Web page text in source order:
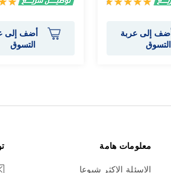
أضف إلى عربة
التسوق
أضف إلى
التسوق
معلومات هامة
الاسئلة الاكثر شيوعا